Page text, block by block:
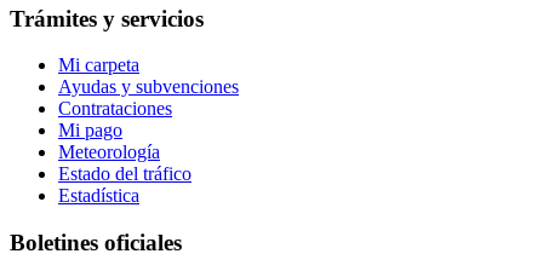
Trámites y servicios
Mi carpeta
Ayudas y subvenciones
Contrataciones
Mi pago
Meteorología
Estado del tráfico
Estadística
Boletines oficiales